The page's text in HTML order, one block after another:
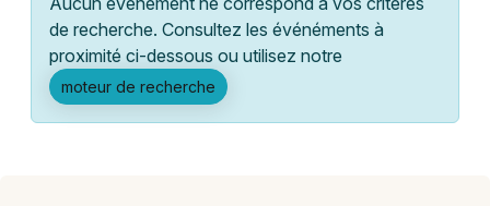
Activité & Expérience
Manifestations
Foires & salons
Lyon
Marseille
Mulhouse
de recherche. Consultez les événéments à
proximité ci-dessous ou utilisez notre
moteur de recherche
Aujourd'hui
Demain Ce week-end Autre